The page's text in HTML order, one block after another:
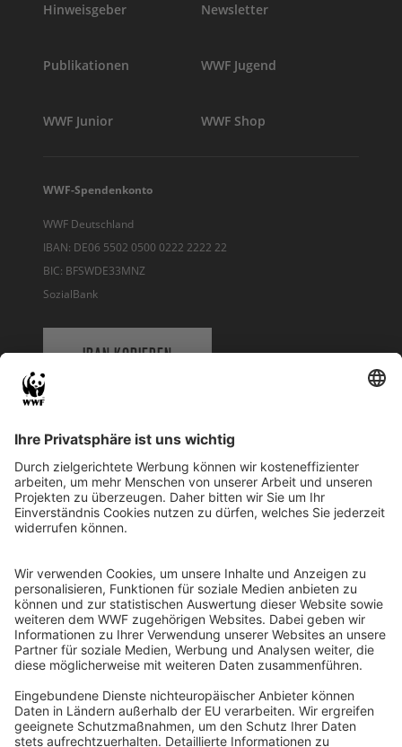
Hinweisgeber Newsletter
Publikationen WWF Jugend
WWF Junior WWF Shop
WWF-Spendenkonto
WWF Deutschland
IBAN: DE06 5502 0500 0222 2222 22
BIC: BFSWDE33MNZ
SozialBank
IBAN KOPIEREN
WWF Deutschland
Reinhardtstr. 18
10117 Berlin
Ihre Spende kann steuerlich geltend gemacht werden
Registriert als Stiftung WWF Deutschland, Senatsverwaltung für
Justiz Berlin, Az: 3416/976/2
Umsatzsteuer-Identifikationsnummer: DE 114236103
Freistellungsbescheid: Als gemeinnützige Körperschaft befreit
von der Körperschaftssteuer gem. §5 I 9 KStg. unter der
Steuernummer 27/641/09321